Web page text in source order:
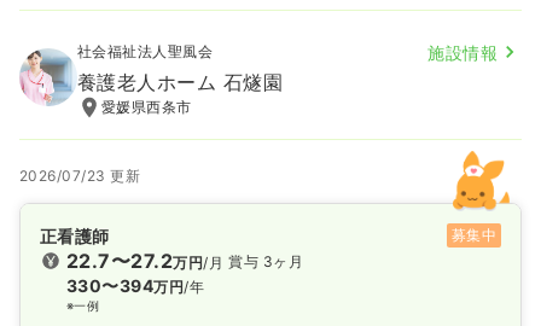
社会福祉法人聖風会 施設情報
養護老人ホーム 石燧園
愛媛県西条市
2026/07/23 更新
正看護師 募集中
22.7〜27.2万円/月
330〜394万円/年
※一例
賞与 3ヶ月